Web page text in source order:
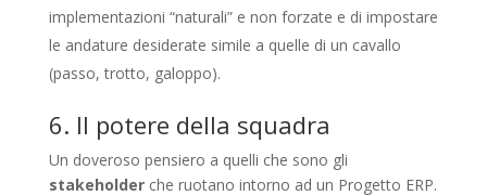
implementazioni “naturali” e non forzate e di impostare
le andature desiderate simile a quelle di un cavallo
(passo, trotto, galoppo).
6. Il potere della squadra
Un doveroso pensiero a quelli che sono gli
stakeholderche ruotano intorno ad un Progetto ERP.